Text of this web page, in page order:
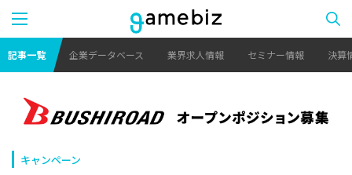
記事一覧 企業データベース 業界求人情報 セミナー情報 決算
キャンペーン